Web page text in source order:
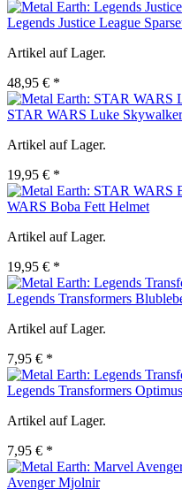
Legends Justice League
Artikel auf Lager.
48,95 € *
STAR WARS Luke
Artikel auf Lager.
19,95 € *
WARS Boba Fett Helmet
Artikel auf Lager.
19,95 € *
Legends Transformers
Artikel auf Lager.
7,95 € *
Legends Transformers
Artikel auf Lager.
7,95 € *
Avenger Mjolnir